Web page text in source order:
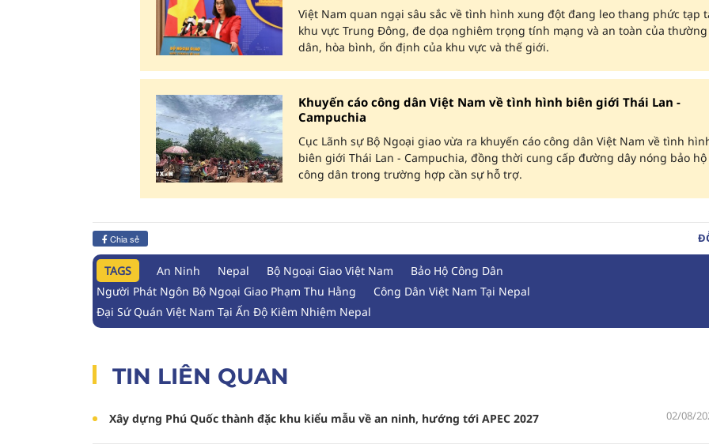
Việt Nam quan ngại sâu sắc về tình hình xung đột đang leo thang phức tạp
khu vực Trung Đông, đe dọa nghiêm trọng tính mạng và an toàn của thường
dân, hòa bình, ổn định của khu vực và thế giới.
Khuyến cáo công dân Việt Nam về tình hình biên giới Thái Lan -
Campuchia
Cục Lãnh sự Bộ Ngoại giao vừa ra khuyến cáo công dân Việt Nam về tình
biên giới Thái Lan - Campuchia, đồng thời cung cấp đường dây nóng bảo hộ
công dân trong trường hợp cần sự hỗ trợ.
Chia sẻ
TAGS An Ninh Nepal Bộ Ngoại Giao Việt Nam
Bảo Hộ Công Dân
Người Phát Ngôn Bộ Ngoại Giao Phạm Thu Hằng
Công Dân Việt Nam Tại Nepal
Đại Sứ Quán Việt Nam Tại Ấn Độ Kiêm Nhiệm Nepal
TIN LIÊN QUAN
Xây dựng Phú Quốc thành đặc khu kiểu mẫu về an ninh, hướng tới APEC 2027 02/08/